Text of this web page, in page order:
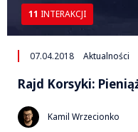
11 INTERAKCJI
07.04.2018 Aktualności
Rajd Korsyki:
Kamil Wrzecionko